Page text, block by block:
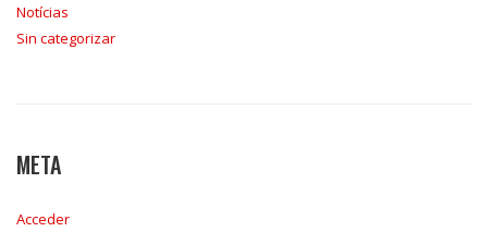
Notícias
Sin categorizar
META
Acceder